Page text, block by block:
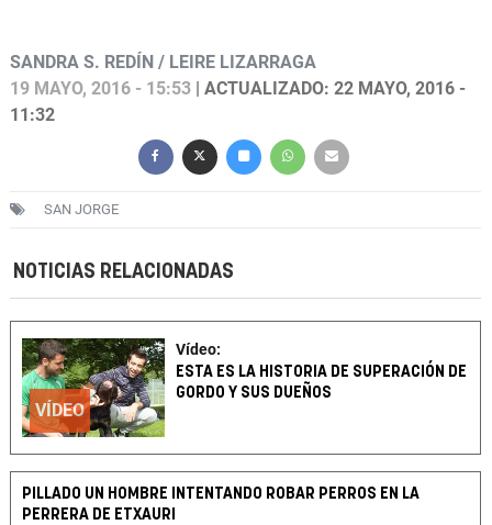
SANDRA S. REDÍN / LEIRE LIZARRAGA
19 MAYO, 2016 - 15:53 | ACTUALIZADO: 22 MAYO, 2016 -
11:32
SAN JORGE
NOTICIAS RELACIONADAS
VÍDEO
Vídeo:
ESTA ES LA HISTORIA DE SUPERACIÓN DE
GORDO Y SUS DUEÑOS
PILLADO UN HOMBRE INTENTANDO ROBAR PERROS EN LA
PERRERA DE ETXAURI